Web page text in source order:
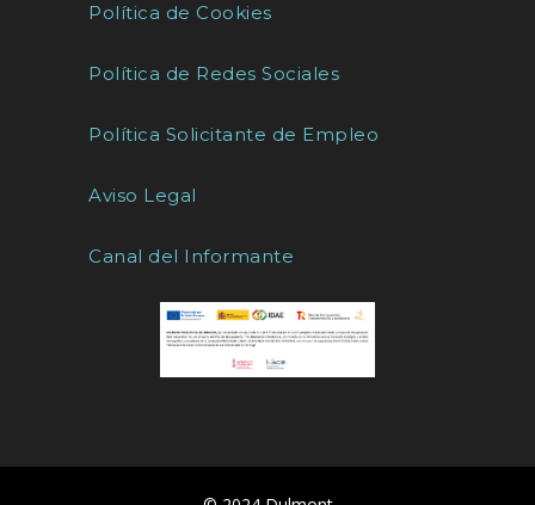
Política de Cookies
Política de Redes Sociales
Política Solicitante de Empleo
Aviso Legal
Canal del Informante